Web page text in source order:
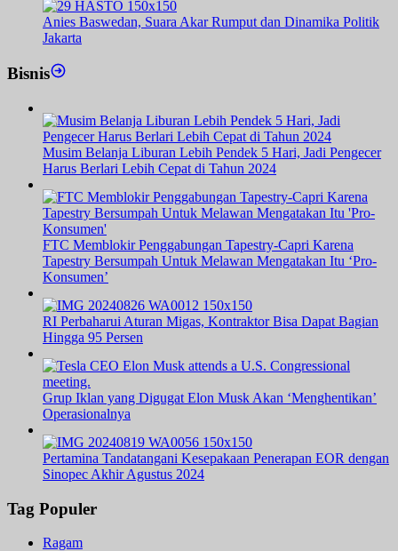
Anies Baswedan, Suara Akar Rumput dan Dinamika Politik
Jakarta
Bisnis
Musim Belanja Liburan Lebih Pendek 5 Hari, Jadi Pengecer
Harus Berlari Lebih Cepat di Tahun 2024
FTC Memblokir Penggabungan Tapestry-Capri Karena
Tapestry Bersumpah Untuk Melawan Mengatakan Itu ‘Pro-
Konsumen’
RI Perbaharui Aturan Migas, Kontraktor Bisa Dapat Bagian
Hingga 95 Persen
Grup Iklan yang Digugat Elon Musk Akan ‘Menghentikan’
Operasionalnya
Pertamina Tandatangani Kesepakaan Penerapan EOR dengan
Sinopec Akhir Agustus 2024
Tag Populer
Ragam